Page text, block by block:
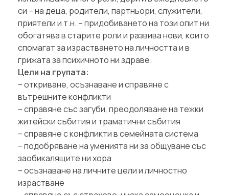
си – на деца, родители, партньори, служители,
приятели и т.н. – придобиването на този опит ни
обогатява в старите роли и развива нови, които
спомагат за израстването на личността и в
грижата за психичното ни здраве.
Цели на групата:
– откриване, осъзнаване и справяне с
вътрешните конфликти
– справяне със загуби, преодоляване на тежки
житейски събития и траматични събития
– справяне с конфликти в семейната система
– подобряване на уменията ни за общуване със
заобикалящите ни хора
– осъзнаване на личните цели и личностно
израстване